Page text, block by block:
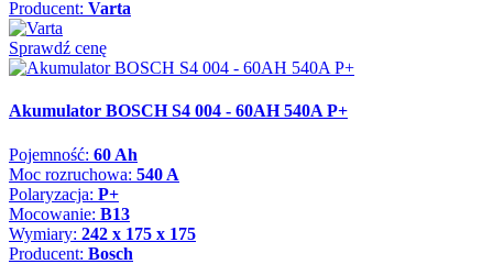
Producent: Varta
Sprawdź cenę
Akumulator BOSCH S4 004 - 60AH 540A P+
Pojemność: 60 Ah
Moc rozruchowa: 540 A
Polaryzacja: P+
Mocowanie: B13
Wymiary: 242 x 175 x 175
Producent: Bosch